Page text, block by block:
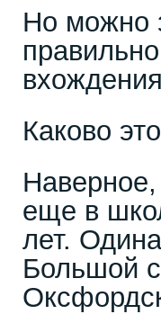
Но можно
Каково
еще в
лет.
Большой